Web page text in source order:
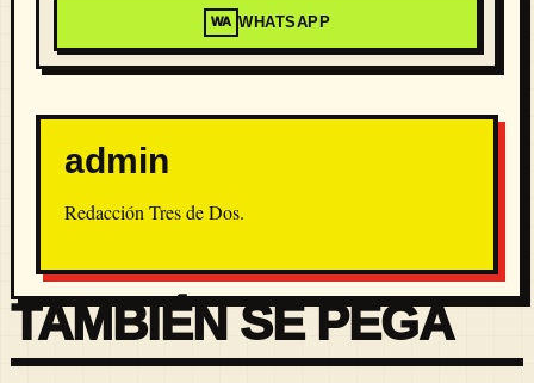
WA WHATSAPP
admin
Redacción Tres de Dos.
TAMBIÉN SE PEGA